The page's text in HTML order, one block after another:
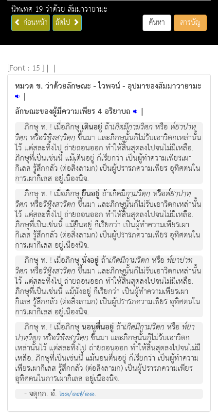
นิทเทศ 19 ว่าด้วย สัมมาวายามะ
ก่อนหน้า ถัดไป ค้นหา สารบัญ
[Font : 15 ] | |
หมวด ข. ว่าด้วยลักษณะ - ไวพจน์ - อุปมาของสัมมาวายามะ
|
ลักษณะของผู้มีความเพียร 4 อริยาบถ
|
ภิกษุ ท. ! เมื่อภิกษุเดินอยู่ ถ้าเกิดมีกามวิตก หรือ พ๎ยาปาท
วิตก หรือวิหิงสาวิตก ขึ้นมา และภิกษุนั้นก็ไม่รับเอาวิตกเหล่านั้น
ไว้ แต่สละทิ้งไป ถ่ายถอนออก ทำให้สิ้นสุดลงไปจนไม่มีเหลือ.
ภิกษุที่เป็นเช่นนี้ แม้เดินอยู่ ก็เรียกว่า เป็นผู้ทำความเพียรเผา
กิเลส รู้สึกกลัว (ต่อสิ่งลามก) เป็นผู้ปรารภความเพียร อุทิศตนใน
การเผากิเลส อยู่เนืองนิจ.
ภิกษุ ท. ! เมื่อภิกษุยืนอยู่ ถ้าเกิดมีกามวิตก หรือพ๎ยาปาท
วิตก หรือวิหิงสาวิตก ขึ้นมา และภิกษุนั้นก็ไม่รับเอาวิตกเหล่านั้น
ไว้ แต่สละทิ้งไป ถ่ายถอนออก ทำให้สิ้นสุดลงไปจนไม่มีเหลือ.
ภิกษุที่เป็นเช่นนี้ แม้ยืนอยู่ ก็เรียกว่า เป็นผู้ทำความเพียรเผา
กิเลส รู้สึกกลัว (ต่อสิ่งลามก) เป็นผู้ปรารภความเพียร อุทิศตนใน
การเผากิเลส อยู่เนืองนิจ.
ภิกษุ ท. ! เมื่อภิกษุนั่งอยู่ ถ้าเกิดมีกามวิตก หรือ พ๎ยาปาท
วิตก หรือวิหิงสาวิตก ขึ้นมา และภิกษุนั้นก็ไม่รับเอาวิตกเหล่านั้น
ไว้ แต่สละทิ้งไป ถ่ายถอนออก ทำให้สิ้นสุดลงไปจนไม่มีเหลือ.
ภิกษุที่เป็นเช่นนี้ แม้นั่งอยู่ ก็เรียกว่า เป็นผู้ทำความเพียรเผา
กิเลส รู้สึกกลัว (ต่อสิ่งลามก) เป็นผู้ปรารภความเพียร อุทิศตนใน
การเผากิเลส อยู่เนืองนิจ.
ภิกษุ ท. ! เมื่อภิกษุนอนตื่นอยู่ ถ้าเกิดมีกามวิตก หรือ พ๎ยา
ปาทวิตก หรือวิหิงสาวิตก ขึ้นมา และภิกษุนั้นก็ไม่รับเอาวิตก
เหล่านั้นไว้ แต่สละทิ้งไป ถ่ายถอนออก ทำให้สิ้นสุดลงไปจนไม่มี
เหลือ. ภิกษุที่เป็นเช่นนี้ แม้นอนตื่นอยู่ ก็เรียกว่า เป็นผู้ทำความ
เพียรเผากิเลส รู้สึกกลัว (ต่อสิ่งลามก) เป็นผู้ปรารภความเพียร
อุทิศตนในการเผากิเลส อยู่เนืองนิจ.
- จตุกฺก. อํ.๒๑/๑๗/๑๑.